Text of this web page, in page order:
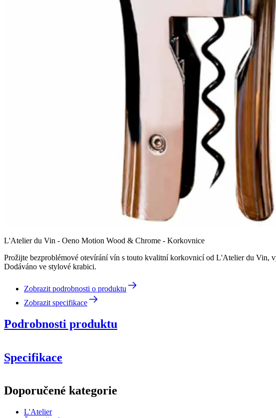
L'Atelier du Vin - Oeno Motion Wood & Chrome - Korkovnice
Prožijte bezproblémové otevírání vín s touto kvalitní korkovnicí od L'Atelier du Vin,
Dodáváno ve stylové krabici.
Zobrazit podrobnosti o produktu
Zobrazit specifikace
Podrobnosti produktu
Specifikace
Číslo produktu095464-7
Obecné
Doporučené kategorie
L'Atelier